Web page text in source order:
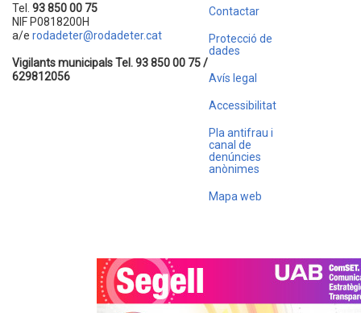
Tel. 93 850 00 75
NIF P0818200H
a/e rodadeter@rodadeter.cat
Vigilants municipals Tel. 93 850 00 75 /
629812056
Contactar
Protecció de
dades
Avís legal
Accessibilitat
Pla antifrau i
canal de
denúncies
anònimes
Mapa web